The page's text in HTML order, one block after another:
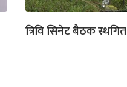
त्रिवि सिनेट बैठक स्थगित